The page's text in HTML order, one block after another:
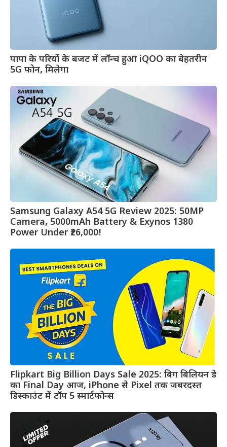
पापा के परियों के बजट में लॉन्च हुआ iQOO का बेहतरीन
5G फोन, मिलेगा
Samsung Galaxy A54 5G Review 2025: 50MP
Camera, 5000mAh Battery & Exynos 1380
Power Under ₹26,000!
Flipkart Big Billion Days Sale 2025: बिग बिलियन डे
का Final Day आज, iPhone से Pixel तक जबरदस्त
डिस्काउंट में टॉप 5 स्मार्टफोन्स